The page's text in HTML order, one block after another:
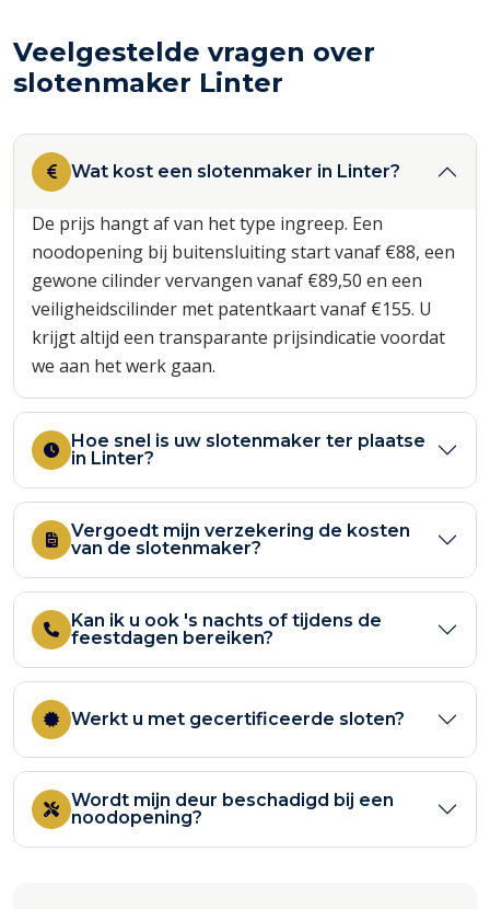
Veelgestelde vragen over
slotenmaker Linter
Wat kost een slotenmaker in Linter?
De prijs hangt af van het type ingreep. Een
noodopening bij buitensluiting start vanaf €88, een
gewone cilinder vervangen vanaf €89,50 en een
veiligheidscilinder met patentkaart vanaf €155. U
krijgt altijd een transparante prijsindicatie voordat
we aan het werk gaan.
Hoe snel is uw slotenmaker ter plaatse
in Linter?
Vergoedt mijn verzekering de kosten
van de slotenmaker?
Kan ik u ook 's nachts of tijdens de
feestdagen bereiken?
Werkt u met gecertificeerde sloten?
Wordt mijn deur beschadigd bij een
noodopening?